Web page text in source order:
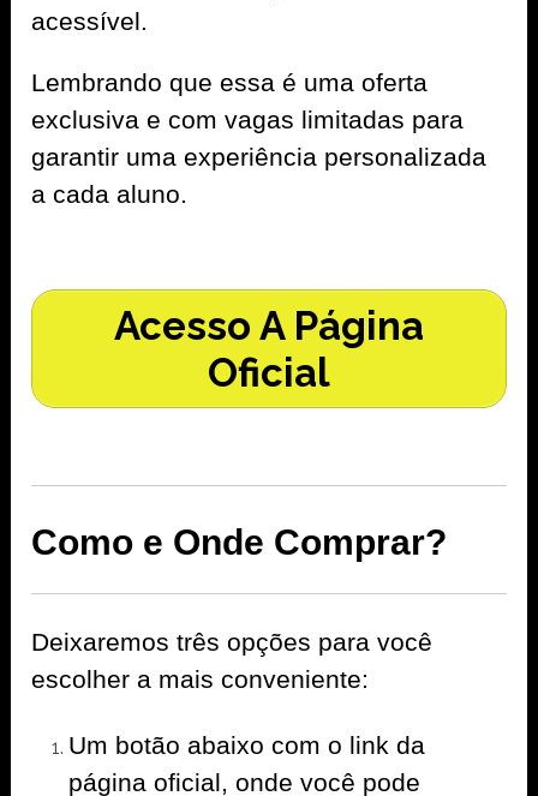
acessível.
Lembrando que essa é uma oferta
exclusiva e com vagas limitadas para
garantir uma experiência personalizada
a cada aluno.
Acesso A Página
Oficial
Como e Onde Comprar?
Deixaremos três opções para você
escolher a mais conveniente:
Um botão abaixo com o link da
página oficial, onde você pode